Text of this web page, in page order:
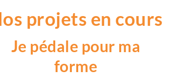
projets en cours
Je pédale pour ma
forme